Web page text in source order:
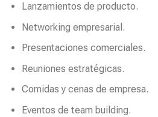
Lanzamientos de producto.
Networking empresarial.
Presentaciones comerciales.
Reuniones estratégicas.
Comidas y cenas de empresa.
Eventos de team building.